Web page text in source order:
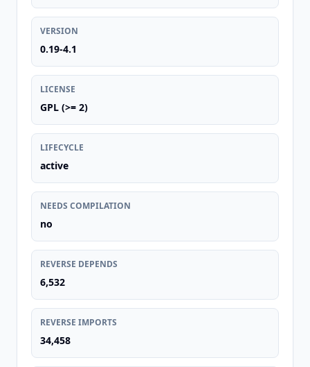
VERSION
0.19-4.1
LICENSE
GPL (>= 2)
LIFECYCLE
active
NEEDS COMPILATION
no
REVERSE DEPENDS
6,532
REVERSE IMPORTS
34,458